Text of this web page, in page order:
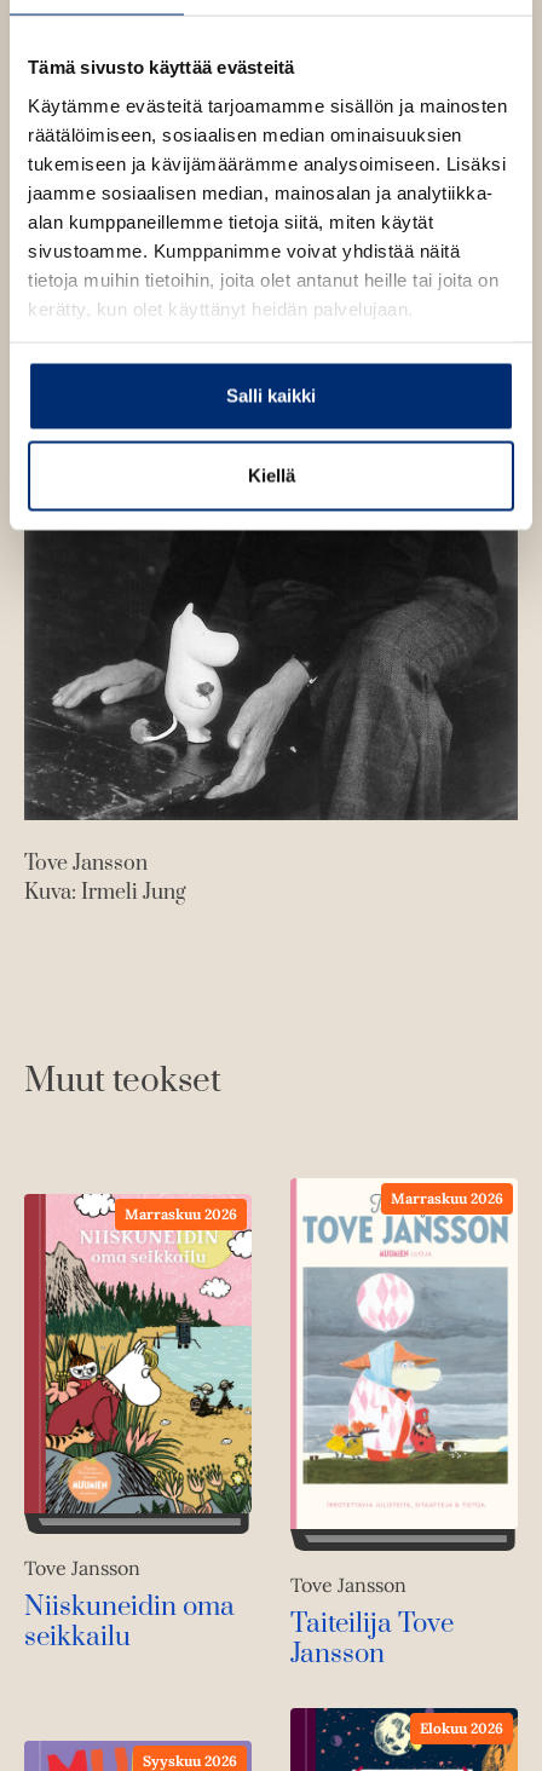
Tämä sivusto käyttää evästeitä
Käytämme evästeitä tarjoamamme sisällön ja mainosten
räätälöimiseen, sosiaalisen median ominaisuuksien
tukemiseen ja kävijämäärämme analysoimiseen. Lisäksi
jaamme sosiaalisen median, mainosalan ja analytiikka-
alan kumppaneillemme tietoja siitä, miten käytät
sivustoamme. Kumppanimme voivat yhdistää näitä
tietoja muihin tietoihin, joita olet antanut heille tai joita on
kerätty, kun olet käyttänyt heidän palvelujaan.
Salli kaikki
Kiellä
h
e
n
a
s
o
n
h
t
a
k
u
v
a
h
t
a
k
u
v
a
Tove Jansson
Kuva: Irmeli Jung
Muut teokset
Marraskuu 2026
Tove Jansson
Niiskuneidin oma
seikkailu
Marraskuu 2026
Tove Jansson
Taiteilija Tove
Jansson
Syyskuu 2026
Elokuu 2026